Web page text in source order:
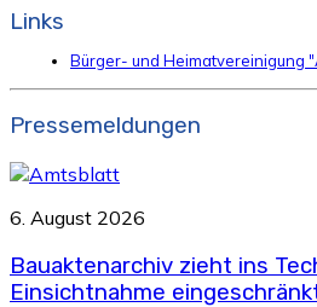
Links
Bürger- und Heimatvereinigung
Pressemeldungen
6. August 2026
Bauaktenarchiv zieht ins
Einsichtnahme